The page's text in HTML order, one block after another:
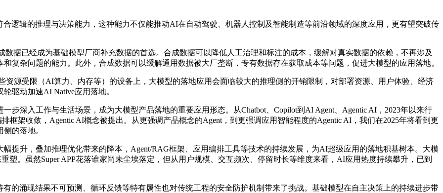
辑的推理与决策能力，这种能力不仅能推动AI在自动驾驶、机器人控制及智能制造等前沿领域的深度应用，更有望突破传
已经成为基础模型厂商补充数据的首选。合成数据可以降低人工治理和标注的成本，缓解对真实数据的依赖，不再涉及
复杂问题的能力。此外，合成数据可以缓解通用数据被大厂垄断，专有数据存在获取成本等问题，促进大模型的应用落地。
受限（AI算力、内存等）的设备上，大模型的落地应用会面临较大的推理侧的开销限制，对部署资源、用户体验、经济
驱动加速AI Native应用落地。
深入工作与生活场景，成为大模型产品落地的重要应用形态。从Chatbot、Copilot到AI Agent、Agentic AI，2023年以来行
框架收敛，Agentic AI概念被提出。从更强调产品概念的Agent，到更强调应用智能程度的Agentic AI，我们在2025年将看到更
的落地。
升，叠加推理优化带来的降本，Agent/RAG框架、应用编排工具等技术的持续发展，为AI超级应用的落地积基树本。大模
塑。虽然Super APP花落谁家尚未尘埃落定，但从用户规模、交互频次、停留时长等维度来看，AI应用热度持续攀升，已到
涌现结果不可预测、循环反馈等特有属性也对传统工程的安全防护机制带来了挑战。基础模型在自主决策上的持续进步带